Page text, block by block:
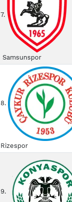
7.
Samsunspor
8.
Rizespor
9.